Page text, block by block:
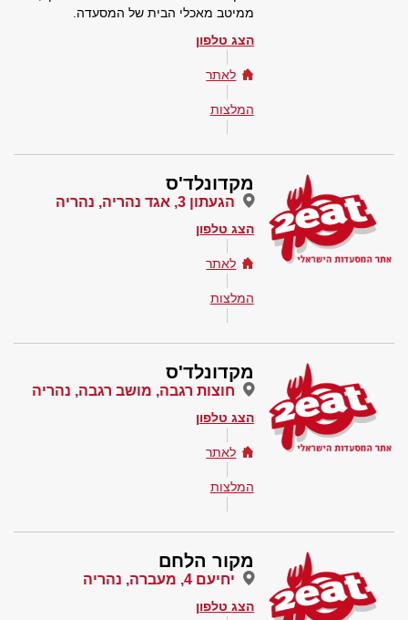
ממיטב מאכלי הבית של המסעדה.
הצג טלפון
לאתר
המלצות
מקדונלד'ס
הגעתון 3, אגד נהריה, נהריה
הצג טלפון
לאתר
המלצות
מקדונלד'ס
חוצות רגבה, מושב רגבה, נהריה
הצג טלפון
לאתר
המלצות
מקור הלחם
יחיעם 4, מעברה, נהריה
הצג טלפון